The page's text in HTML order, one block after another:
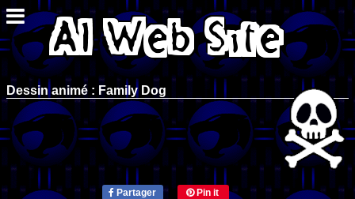
Dessin animé : Family Dog
Partager Pin it